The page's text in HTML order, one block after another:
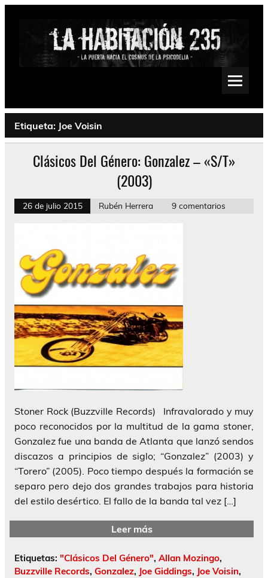
Saltar
Psychedelic, Stoner, Doom, Sludge, Fuzz, Space, Drone
Etiqueta: Joe Voisin
Clásicos Del Género: Gonzalez – «S/T»
(2003)
26 de julio 2015 Rubén Herrera 9 comentarios
Stoner Rock (Buzzville Records) Infravalorado y muy
poco reconocidos por la multitud de la gama stoner,
Gonzalez fue una banda de Atlanta que lanzó sendos
discazos a principios de siglo; “Gonzalez” (2003) y
“Torero” (2005). Poco tiempo después la formación se
separo pero dejo dos grandes trabajos para historia
del estilo desértico. El fallo de la banda tal vez […]
Leer más
Etiquetas: "Clásicos Del Género", Allan Mozingo,
Buzzville Records, Gonzalez, Joe Giddings, Joe Voisin,